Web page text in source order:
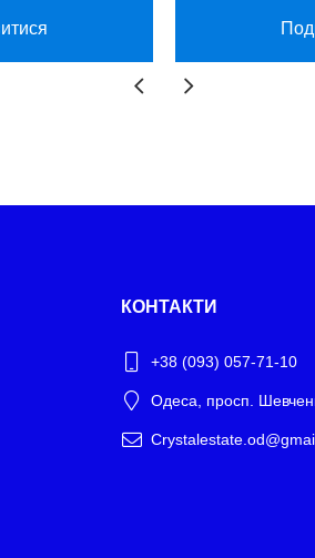
КОНТАКТИ
+38 (093) 057-71-10
Одеса, просп.